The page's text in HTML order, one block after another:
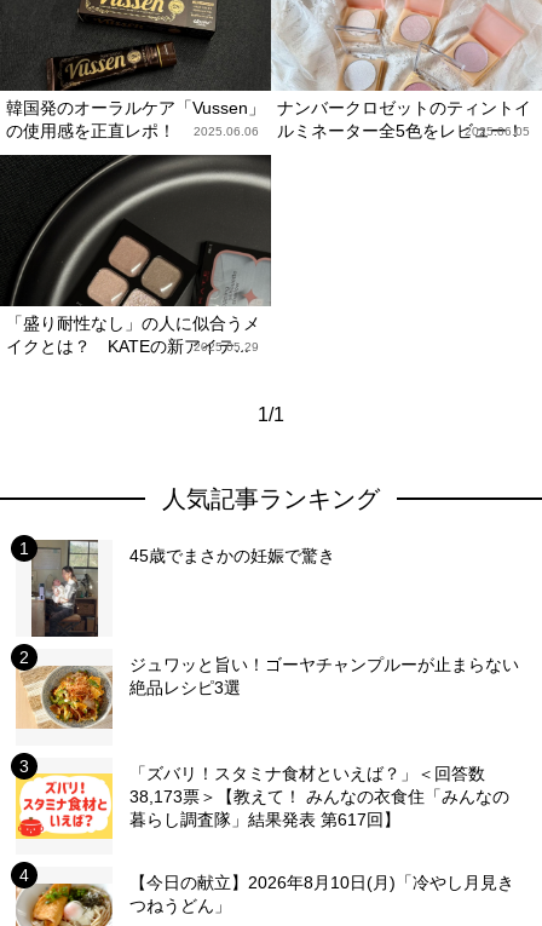
韓国発のオーラルケア「Vussen」
の使用感を正直レポ！
2025.06.06
ナンバークロゼットのティントイ
ルミネーター全5色をレビュー！
2025.06.05
「盛り耐性なし」の人に似合うメ
イクとは？ KATEの新アイテ...
2025.05.29
1/1
人気記事ランキング
45歳でまさかの妊娠で驚き
ジュワッと旨い！ゴーヤチャンプルーが止まらない
絶品レシピ3選
「ズバリ！スタミナ食材といえば？」＜回答数
38,173票＞【教えて！ みんなの衣食住「みんなの
暮らし調査隊」結果発表 第617回】
【今日の献立】2026年8月10日(月)「冷やし月見き
つねうどん」